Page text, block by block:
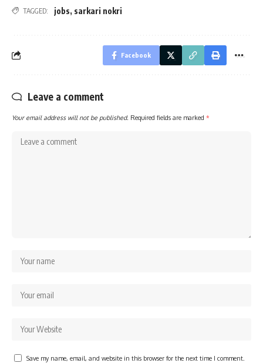
TAGGED: jobs, sarkari nokri
Facebook
Leave a comment
Your email address will not be published. Required fields are marked *
Save my name, email, and website in this browser for the next time I comment.